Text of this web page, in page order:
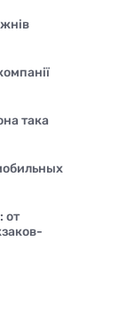
така
от